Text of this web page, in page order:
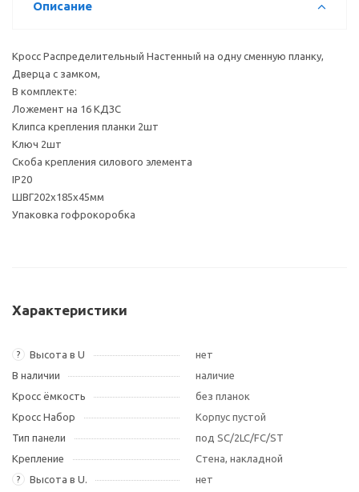
Описание
Кросс Распределительный Настенный на одну сменную планку,
Дверца с замком,
В комплекте:
Ложемент на 16 КДЗС
Клипса крепления планки 2шт
Ключ 2шт
Скоба крепления силового элемента
IP20
ШВГ202х185х45мм
Упаковка гофрокоробка
Характеристики
? Высота в U
нет
В наличии
наличие
Кросс ёмкость
без планок
Кросс Набор
Корпус пустой
Тип панели
под SC/2LC/FC/ST
Крепление
Стена, накладной
? Высота в U. нет